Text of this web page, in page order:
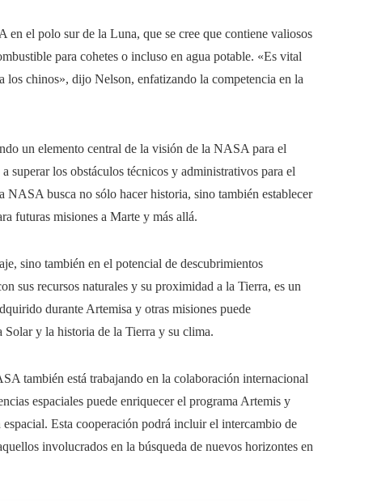
el polo sur de la Luna, que se cree que contiene valiosos
para cohetes o incluso en agua potable. «Es vital
los chinos», dijo Nelson, enfatizando la competencia en la
un elemento central de la visión de la NASA para el
superar los obstáculos técnicos y administrativos para el
busca no sólo hacer historia, sino también establecer
futuras misiones a Marte y más allá.
sino también en el potencial de descubrimientos
sus recursos naturales y su proximidad a la Tierra, es un
durante Artemisa y otras misiones puede
y la historia de la Tierra y su clima.
también está trabajando en la colaboración internacional
espaciales puede enriquecer el programa Artemis y
Esta cooperación podrá incluir el intercambio de
involucrados en la búsqueda de nuevos horizontes en